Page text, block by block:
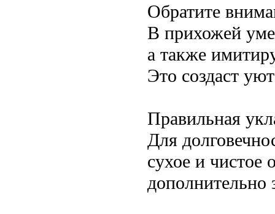
Обратите
В прихожей
а также
Это создаст
Правильная
Для
сухое и чистое
дополнительно